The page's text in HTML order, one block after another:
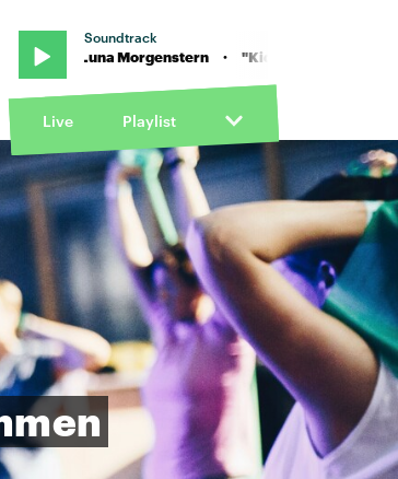
Soundtrack
Morgenstern · "Kids" von Luna Morgenstern
Live Playlist